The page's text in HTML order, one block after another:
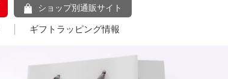
ショップ別通販サイト
ギフトラッピング情報